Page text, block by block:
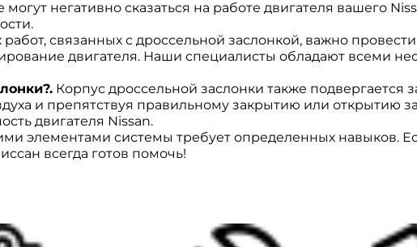
негативно сказаться на работе двигателя вашего
связанных с дроссельной заслонкой, важно
двигателя. Наши специалисты обладают всеми
Корпус дроссельной заслонки также подвергается
и препятствуя правильному закрытию или открытию
двигателя Nissan.
элементами системы требует определенных навыков.
всегда готов помочь!